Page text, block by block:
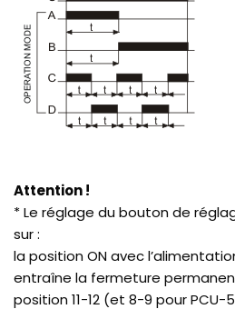
Attention !
* Le réglage du bouton de
sur :
la position ON avec
entraîne la fermeture
position 11-12 (et 8-9 pour PCU-